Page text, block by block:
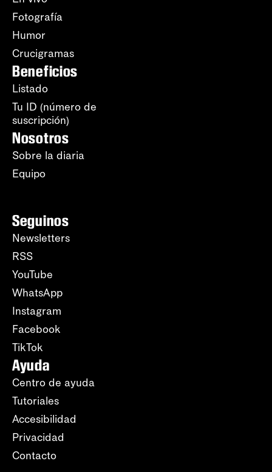
Fotografía
Humor
Crucigramas
Beneficios
Listado
Tu ID (número de
suscripción)
Nosotros
Sobre la diaria
Equipo
Seguinos
Newsletters
RSS
YouTube
WhatsApp
Instagram
Facebook
TikTok
Ayuda
Centro de ayuda
Tutoriales
Accesibilidad
Privacidad
Contacto